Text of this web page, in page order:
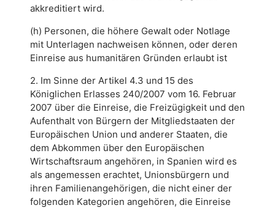
akkreditiert wird.
(h) Personen, die höhere Gewalt oder Notlage
mit Unterlagen nachweisen können, oder deren
Einreise aus humanitären Gründen erlaubt ist
2. Im Sinne der Artikel 4.3 und 15 des
Königlichen Erlasses 240/2007 vom 16. Februar
2007 über die Einreise, die Freizügigkeit und den
Aufenthalt von Bürgern der Mitgliedstaaten der
Europäischen Union und anderer Staaten, die
dem Abkommen über den Europäischen
Wirtschaftsraum angehören, in Spanien wird es
als angemessen erachtet, Unionsbürgern und
ihren Familienangehörigen, die nicht einer der
folgenden Kategorien angehören, die Einreise